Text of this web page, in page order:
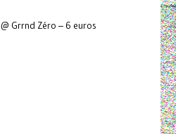
Grrnd Zéro – 6 euros